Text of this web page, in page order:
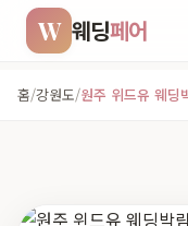
W 웨딩페어
홈/강원도/원주 위드유 웨딩